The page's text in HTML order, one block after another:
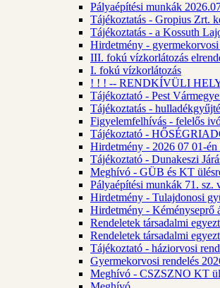
Pályaépítési munkák
Tájékoztatás - Gropius Zrt.
Tájékoztatás - a Kossuth
Hirdetmény -
III. fokú vízkorlátozás
I. fokú vízkorlátozás
! ! ! -- RENDKÍVÜLI
Tájékoztató - Pest
Tájékoztatás -
Figyelemfelhívás - felelős
Tájékoztató -
Hirdetmény - 2026 07 01-én
Tájékoztató - Dunakeszi
Meghívó - GÜB és KT
Pályaépítési munkák 71. sz.
Hirdetmény - Tulajdonosi
Hirdetmény - Kéményseprő
Rendeletek társadalmi
Rendeletek társadalmi
Tájékoztató - háziorvosi
Gyermekorvosi rendelés
Meghívó - CSZSZNO KT